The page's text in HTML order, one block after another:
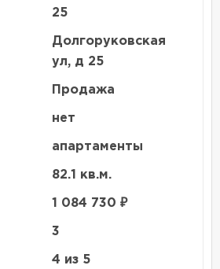
25
Долгоруковская
ул, д 25
Продажа
нет
апартаменты
82.1 кв.м.
1 084 730 ₽
3
4 из 5